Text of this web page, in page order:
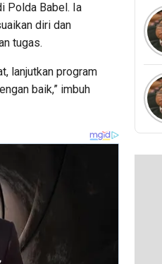
Polda Babel. Ia
diri dan
tugas.
lanjutkan program
baik,” imbuh